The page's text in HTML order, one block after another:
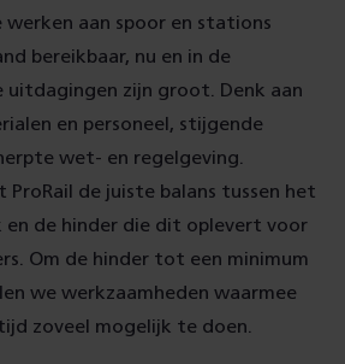
werken aan spoor en stations
bereikbaar, nu en in de
uitdagingen zijn groot. Denk aan
en personeel, stijgende
wet- en regelgeving.
de juiste balans tussen het
en de hinder die dit oplevert voor
Om de hinder tot een minimum
we werkzaamheden waarmee
zoveel mogelijk te doen.